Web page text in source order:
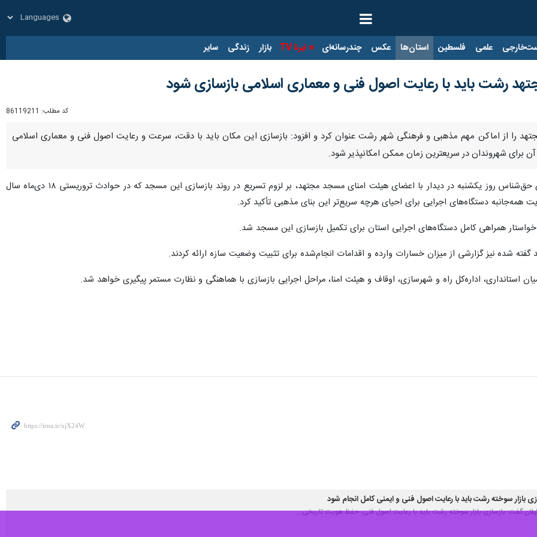
علمی فلسطین استان‌ها عکس چندرسانه‌ای ایرنا TV بازار زندگی سایر
رشت باید با رعایت اصول فنی و معماری اسلامی بازسازی شود
کد مطلب: 86119211